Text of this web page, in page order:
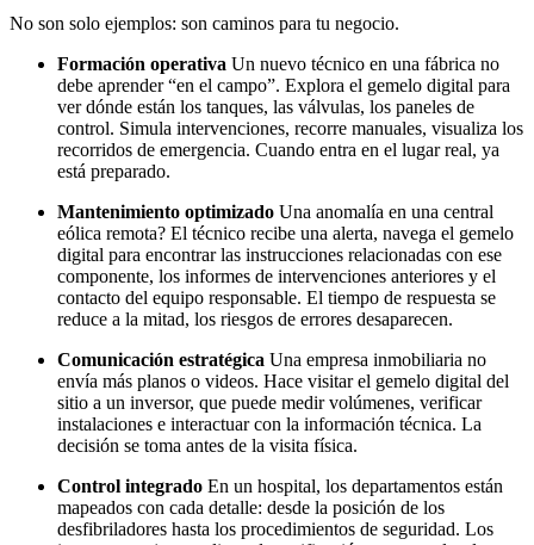
No son solo ejemplos: son caminos para tu negocio.
Formación operativa Un nuevo técnico en una fábrica no
debe aprender “en el campo”. Explora el gemelo digital para
ver dónde están los tanques, las válvulas, los paneles de
control. Simula intervenciones, recorre manuales, visualiza los
recorridos de emergencia. Cuando entra en el lugar real, ya
está preparado.
Mantenimiento optimizado Una anomalía en una central
eólica remota? El técnico recibe una alerta, navega el gemelo
digital para encontrar las instrucciones relacionadas con ese
componente, los informes de intervenciones anteriores y el
contacto del equipo responsable. El tiempo de respuesta se
reduce a la mitad, los riesgos de errores desaparecen.
Comunicación estratégica Una empresa inmobiliaria no
envía más planos o videos. Hace visitar el gemelo digital del
sitio a un inversor, que puede medir volúmenes, verificar
instalaciones e interactuar con la información técnica. La
decisión se toma antes de la visita física.
Control integrado En un hospital, los departamentos están
mapeados con cada detalle: desde la posición de los
desfibriladores hasta los procedimientos de seguridad. Los